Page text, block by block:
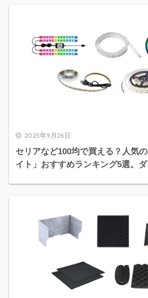
2025年9月26日
セリアなど100均で買える？人気
イト」おすすめランキング5選。